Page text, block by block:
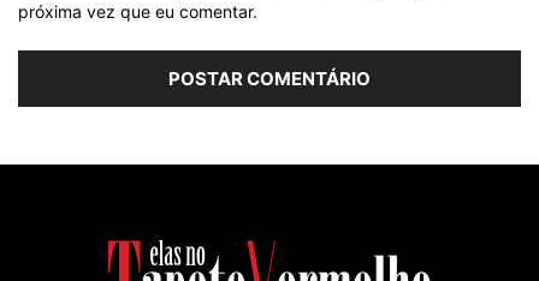
próxima vez que eu comentar.